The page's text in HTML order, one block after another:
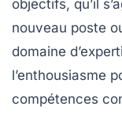
objectifs, qu’il
nouveau poste
domaine
l’enthousiasme
compétences